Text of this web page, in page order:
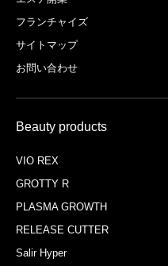
フランチャイズ
サイトマップ
お問い合わせ
Beauty products
VIO REX
GROTTY R
PLASMA GROWTH
RELEASE CUTTER
Salir Hyper